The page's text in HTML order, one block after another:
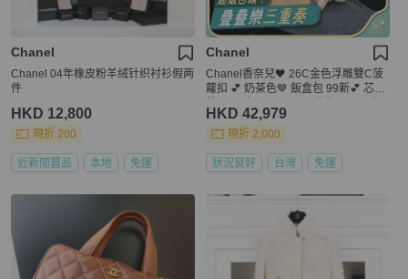
Chanel
Chanel 04年橡皮粉羊绒针织衬衫假两
件
HKD 12,800
現折 200
近新閒置品 本地 免運
Chanel
Chanel香奈兒🖤 26C金色浮雕雙C菠
蘿扣 💕 奶茶色🤎 飯盒包 99新💕 芯片
購證
HKD 42,979
現折 2,000
狀況良好 台灣 免運